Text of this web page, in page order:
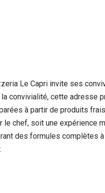
Le Capri invite ses
convivialité, cette adresse
à partir de produits
chef, soit une expérience
des formules complètes